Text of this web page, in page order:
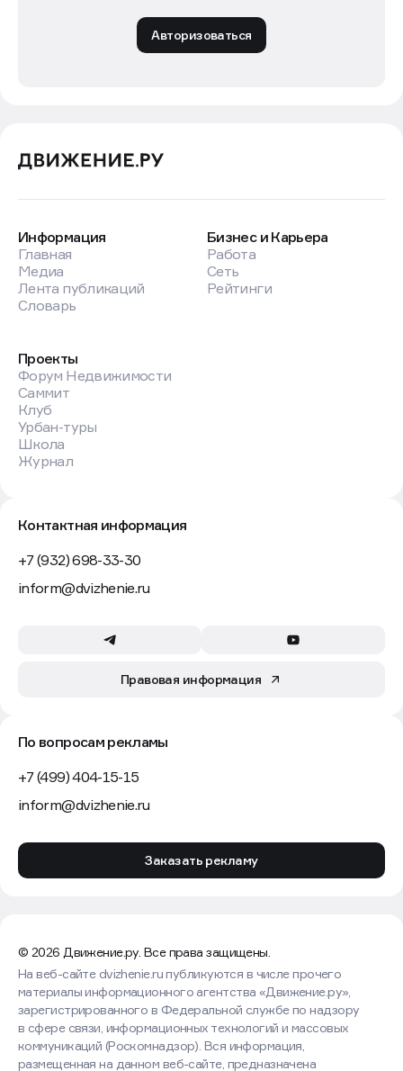
Авторизоваться
Информация
Главная
Медиа
Лента публикаций
Словарь
Бизнес и Карьера
Работа
Сеть
Рейтинги
Проекты
Форум Недвижимости
Саммит
Клуб
Урбан-туры
Школа
Журнал
Контактная информация
+7 (932) 698-33-30
inform@dvizhenie.ru
Правовая информация
По вопросам рекламы
+7 (499) 404-15-15
inform@dvizhenie.ru
Заказать рекламу
© 2026 Движение.ру. Все права защищены.
На веб-сайте dvizhenie.ru публикуются в числе прочего
материалы информационного агентства «Движение.ру»,
зарегистрированного в Федеральной службе по надзору
в сфере связи, информационных технологий и массовых
коммуникаций (Роскомнадзор). Вся информация,
размещенная на данном веб-сайте, предназначена